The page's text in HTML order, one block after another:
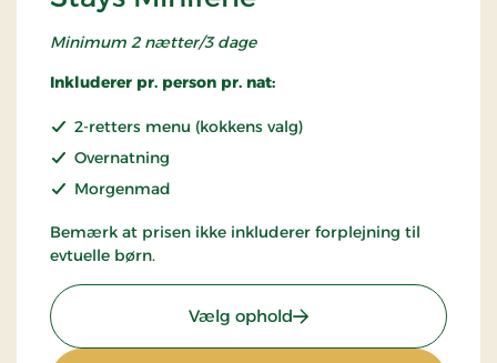
Minimum 2 nætter/3 dage
Inkluderer pr. person pr. nat:
2-retters menu (kokkens valg)
Overnatning
Morgenmad
Bemærk at prisen ikke inkluderer forplejning til
evtuelle børn.
Vælg ophold: Stays Miniferie